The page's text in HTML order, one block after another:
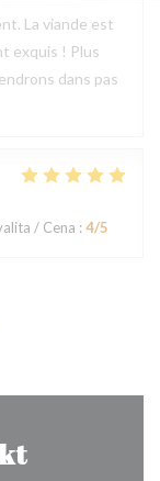
La viande est
exquis ! Plus
dans pas
/ Cena : 4/5